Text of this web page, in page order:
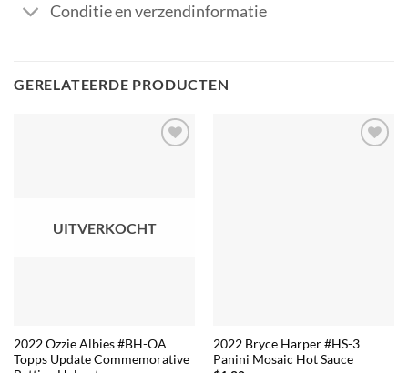
Conditie en verzendinformatie
GERELATEERDE PRODUCTEN
UITVERKOCHT
2022 Ozzie Albies #BH-OA
Topps Update Commemorative
2022 Bryce Harper #HS-3
Panini Mosaic Hot Sauce